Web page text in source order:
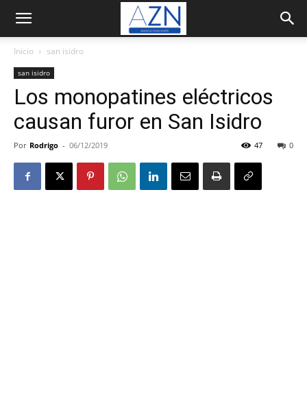
Inicio san isidro
san isidro
Los monopatines eléctricos
causan furor en San Isidro
Por Rodrigo - 06/12/2019 0
47